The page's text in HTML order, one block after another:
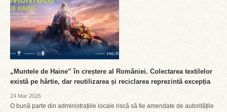
„Muntele de Haine” în creștere al României. Colectarea textilelor
există pe hârtie, dar reutilizarea și reciclarea reprezintă excepția
24 Mar 2026
O bună parte din administrațiile locale riscă să fie amendate de autoritățile